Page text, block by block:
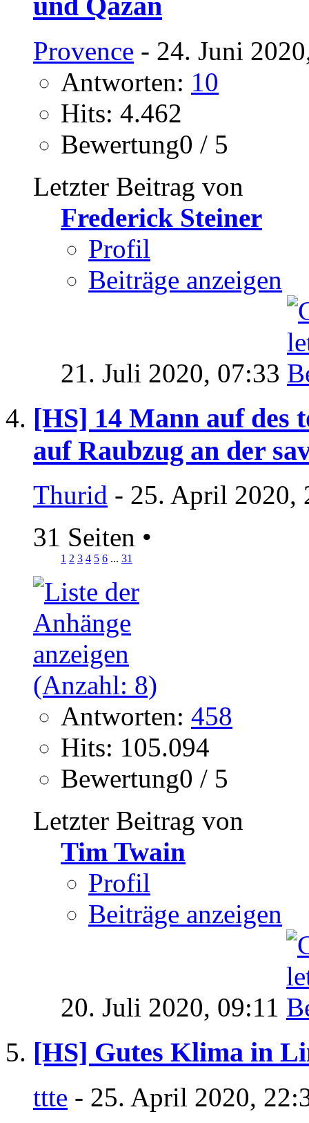
Provence - 24. Juni
Antworten: 10
Hits: 4.462
Bewertung0 / 5
Letzter Beitrag von
Frederick Steiner
Profil
Beiträge anzeigen
21. Juli 2020, 07:33
[HS] 14 Mann auf des
auf Raubzug an der
Thurid - 25. April 2020,
31 Seiten •
1 2 3 4 5 6 ... 31
Antworten: 458
Hits: 105.094
Bewertung0 / 5
Letzter Beitrag von
Tim Twain
Profil
Beiträge anzeigen
20. Juli 2020, 09:11
[HS] Gutes Klima in
ttte - 25. April 2020,